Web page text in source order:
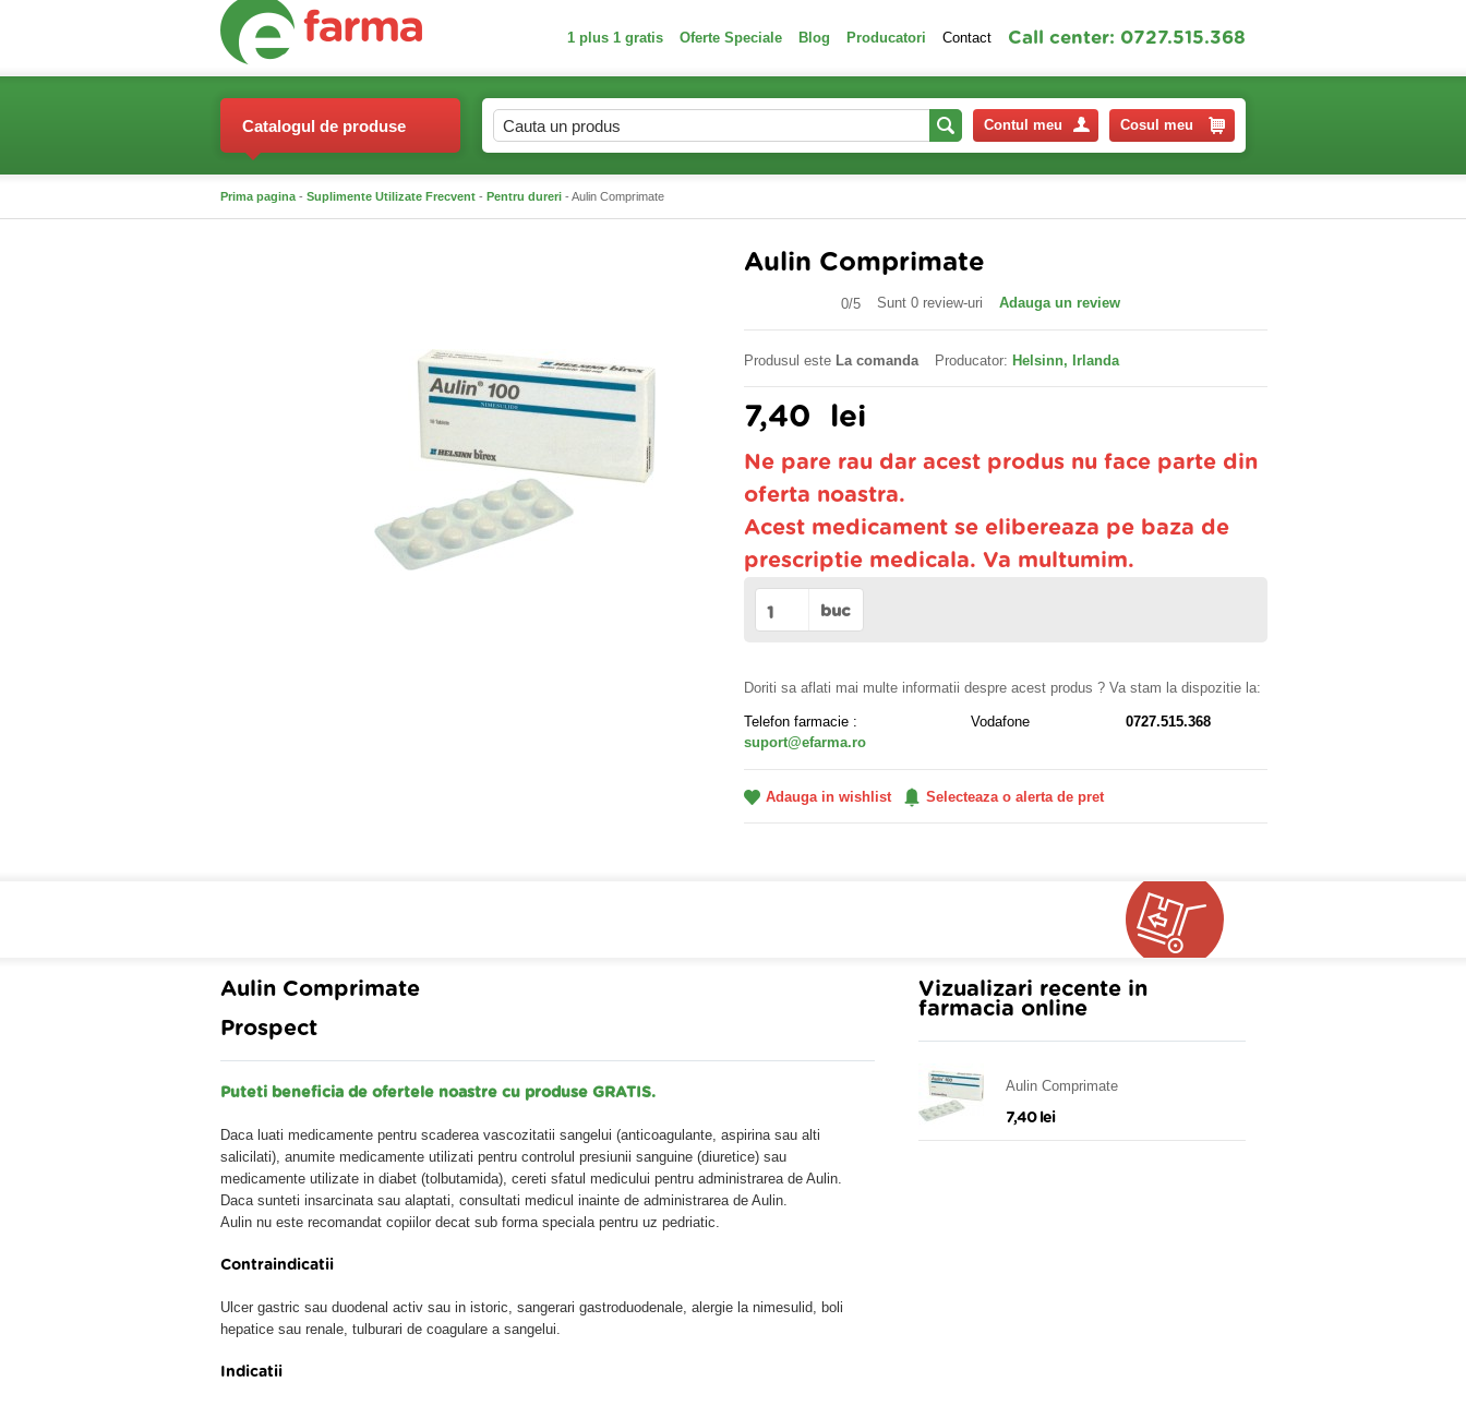
1 plus 1 gratis Oferte Speciale Blog Producatori Contact Call center: 0727.515.368
Catalogul de produse Contul meu Cosul meu
Prima pagina - Suplimente Utilizate Frecvent - Pentru dureri - Aulin Comprimate
Aulin Comprimate
0/5 Sunt 0 review-uri Adauga un review
Produsul este La comanda Producator: Helsinn, Irlanda
7,40 lei
Ne pare rau dar acest produs nu face parte din
oferta noastra.
Acest medicament se elibereaza pe baza de
prescriptie medicala. Va multumim.
buc
Doriti sa aflati mai multe informatii despre acest produs ? Va stam la dispozitie la:
Telefon farmacie : Vodafone
0727.515.368
suport@efarma.ro
Adauga in wishlist Selecteaza o alerta de pret
Aulin Comprimate
Prospect
Puteti beneficia de ofertele noastre cu produse GRATIS.
Daca luati medicamente pentru scaderea vascozitatii sangelui (anticoagulante, aspirina sau alti
salicilati), anumite medicamente utilizati pentru controlul presiunii sanguine (diuretice) sau
medicamente utilizate in diabet (tolbutamida), cereti sfatul medicului pentru administrarea de Aulin.
Daca sunteti insarcinata sau alaptati, consultati medicul inainte de administrarea de Aulin.
Aulin nu este recomandat copiilor decat sub forma speciala pentru uz pedriatic.
Contraindicatii
Ulcer gastric sau duodenal activ sau in istoric, sangerari gastroduodenale, alergie la nimesulid, boli
hepatice sau renale, tulburari de coagulare a sangelui.
Indicatii
Vizualizari recente in
farmacia online
Aulin Comprimate
7,40 lei